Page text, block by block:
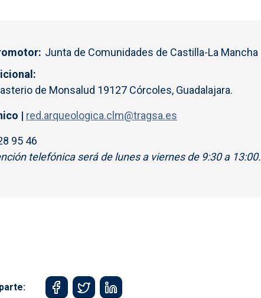
Junta de Comunidades de Castilla-La Mancha
de Monsalud 19127 Córcoles, Guadalajara.
| red.arqueologica.clm@tragsa.es
95 46
telefónica será de lunes a viernes de 9:30 a 13:00.